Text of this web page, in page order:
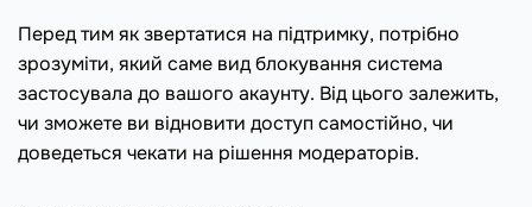
Перед тим як звертатися на підтримку, потрібно
зрозуміти, який саме вид блокування система
застосувала до вашого акаунту. Від цього залежить,
чи зможете ви відновити доступ самостійно, чи
доведеться чекати на рішення модераторів.